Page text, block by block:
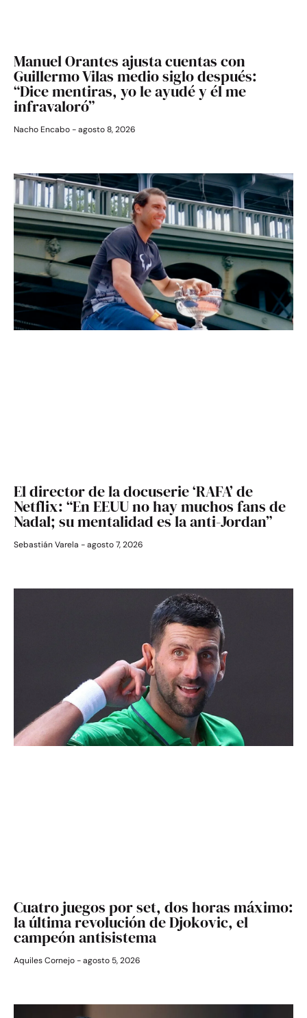
Manuel Orantes ajusta cuentas con
Guillermo Vilas medio siglo después:
“Dice mentiras, yo le ayudé y él me
infravaloró”
Nacho Encabo agosto 8, 2026
El director de la docuserie ‘RAFA’ de
Netflix: “En EEUU no hay muchos fans de
Nadal; su mentalidad es la anti-Jordan”
Sebastián Varela agosto 7, 2026
Cuatro juegos por set, dos horas máximo:
la última revolución de Djokovic, el
campeón antisistema
Aquiles Cornejo agosto 5, 2026